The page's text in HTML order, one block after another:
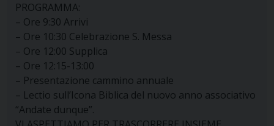
PROGRAMMA:
– Ore 9:30 Arrivi
– Ore 10:30 Celebrazione S. Messa
– Ore 12:00 Supplica
– Ore 12:15-13:00
– Presentazione cammino annuale
– Lectio sull’Icona Biblica del nuovo anno associativo
“Andate dunque”.